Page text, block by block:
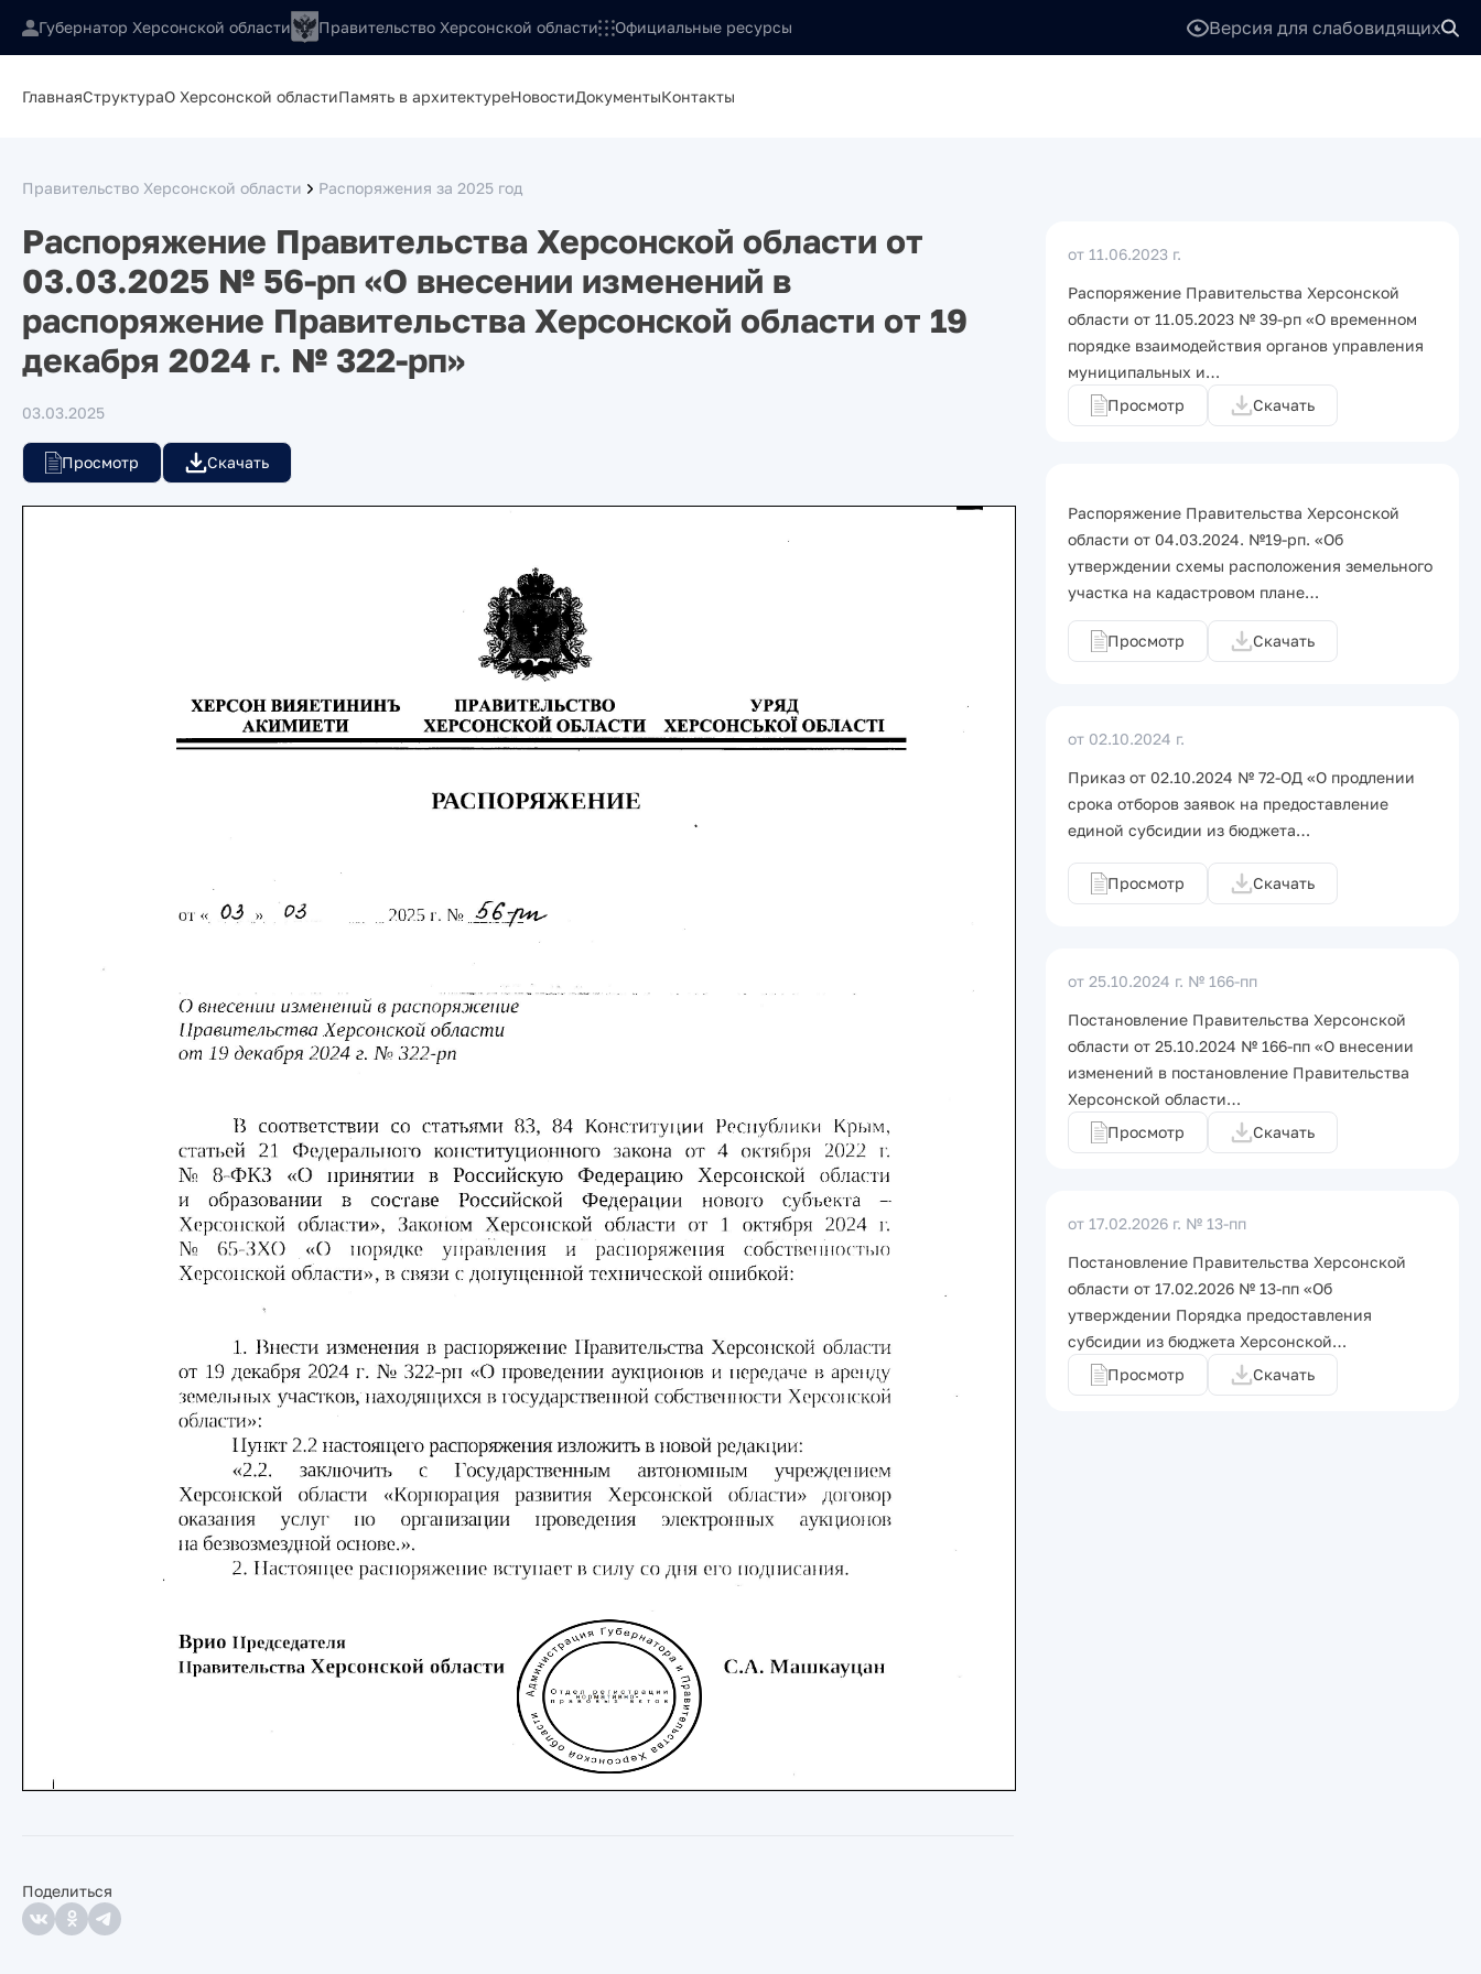
Губернатор Херсонской области Правительство Херсонской области Официальные ресурсы Версия для слабовидящих
ГлавнаяСтруктураО Херсонской областиПамять в архитектуреНовостиДокументыКонтакты
Правительство Херсонской области Распоряжения за 2025 год
Распоряжение Правительства Херсонской области от
03.03.2025 № 56-рп «О внесении изменений в
распоряжение Правительства Херсонской области от 19
декабря 2024 г. № 322-рп»
03.03.2025
Просмотр Скачать
Поделиться
от 11.06.2023 г.
Распоряжение Правительства Херсонской
области от 11.05.2023 № 39-рп «О временном
порядке взаимодействия органов управления
муниципальных и…
Просмотр
Скачать
Распоряжение Правительства Херсонской
области от 04.03.2024. №19-рп. «Об
утверждении схемы расположения земельного
участка на кадастровом плане…
Просмотр Скачать
от 02.10.2024 г.
Приказ от 02.10.2024 № 72-ОД «О продлении
срока отборов заявок на предоставление
единой субсидии из бюджета…
Просмотр Скачать
от 25.10.2024 г. № 166-пп
Постановление Правительства Херсонской
области от 25.10.2024 № 166-пп «О внесении
изменений в постановление Правительства
Херсонской области…
Просмотр
Скачать
от 17.02.2026 г. № 13-пп
Постановление Правительства Херсонской
области от 17.02.2026 № 13-пп «Об
утверждении Порядка предоставления
субсидии из бюджета Херсонской…
Просмотр
Скачать